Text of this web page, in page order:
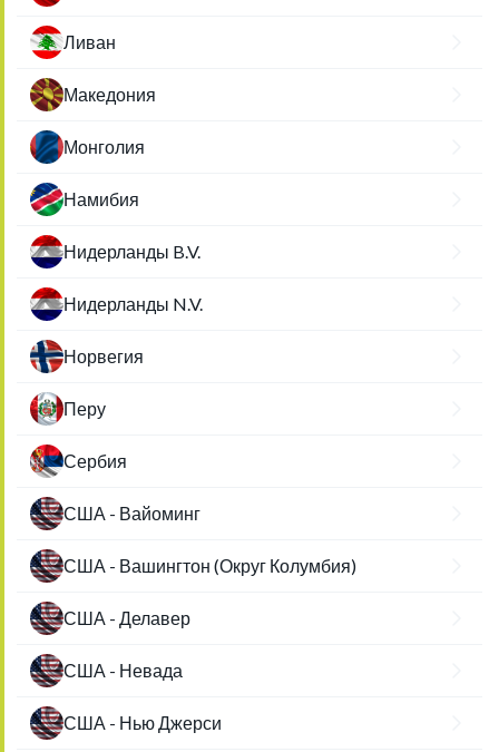
Ливан
Македония
Монголия
Намибия
Нидерланды B.V.
Нидерланды N.V.
Норвегия
Перу
Сербия
США - Вайоминг
США - Вашингтон (Округ Колумбия)
США - Делавер
США - Невада
США - Нью Джерси